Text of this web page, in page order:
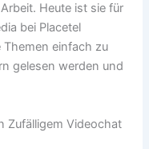
Heute ist sie für
bei Placetel
einfach zu
gelesen werden und
Zufälligem Videochat